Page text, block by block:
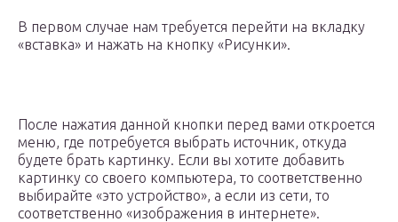
В первом случае нам требуется перейти на вкладку
«вставка» и нажать на кнопку «Рисунки».
После нажатия данной кнопки перед вами откроется
меню, где потребуется выбрать источник, откуда
будете брать картинку. Если вы хотите добавить
картинку со своего компьютера, то соответственно
выбирайте «это устройство», а если из сети, то
соответственно «изображения в интернете».